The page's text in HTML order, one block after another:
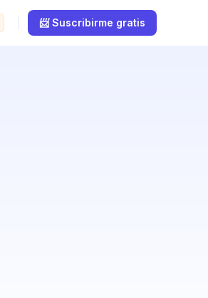
📨 Suscribirme gratis